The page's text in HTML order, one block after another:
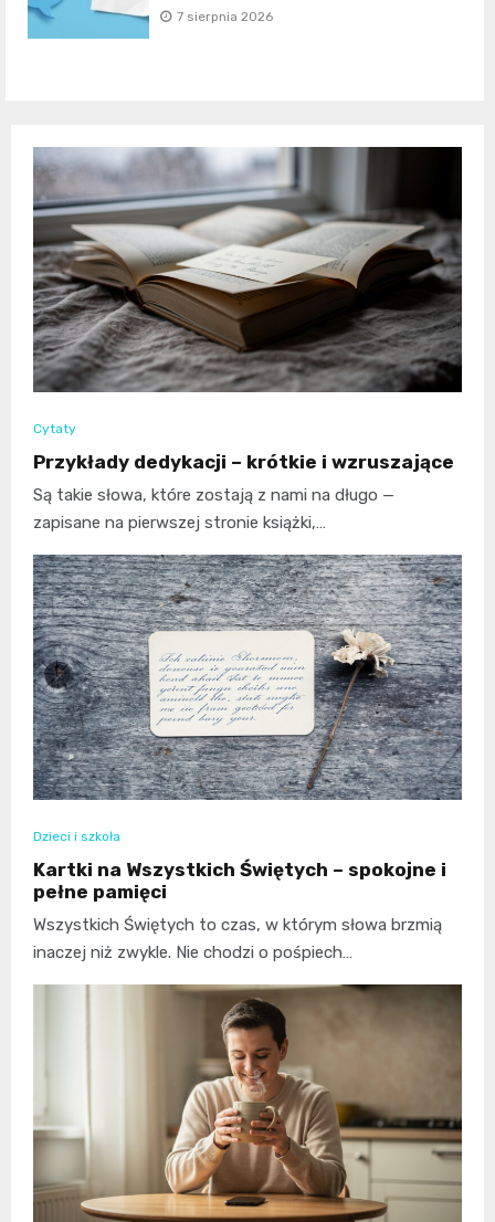
7 sierpnia 2026
Cytaty
Przykłady dedykacji – krótkie i wzruszające
Są takie słowa, które zostają z nami na długo —
zapisane na pierwszej stronie książki,…
Dzieci i szkoła
Kartki na Wszystkich Świętych – spokojne i
pełne pamięci
Wszystkich Świętych to czas, w którym słowa brzmią
inaczej niż zwykle. Nie chodzi o pośpiech…